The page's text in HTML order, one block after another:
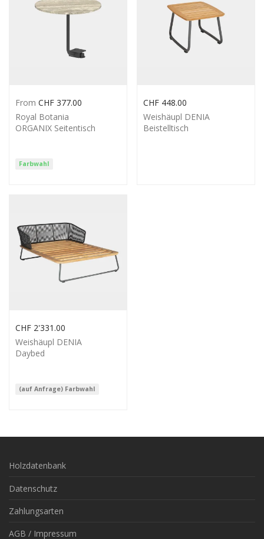
Farbwahl
Royal Botania
ORGANIX Seitentisch
From CHF 377.00
Weishäupl DENIA
Beistelltisch
CHF 448.00
(auf Anfrage) Farbwahl
Weishäupl DENIA
Daybed
CHF 2'331.00
Holzdatenbank
Datenschutz
Zahlungsarten
AGB / Impressum